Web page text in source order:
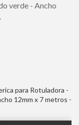
verde - Ancho